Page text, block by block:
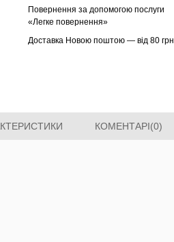
Повернення за допомогою послуги
«Легке повернення»
Доставка Новою поштою — від 80 грн
КОМЕНТАРІ(0)